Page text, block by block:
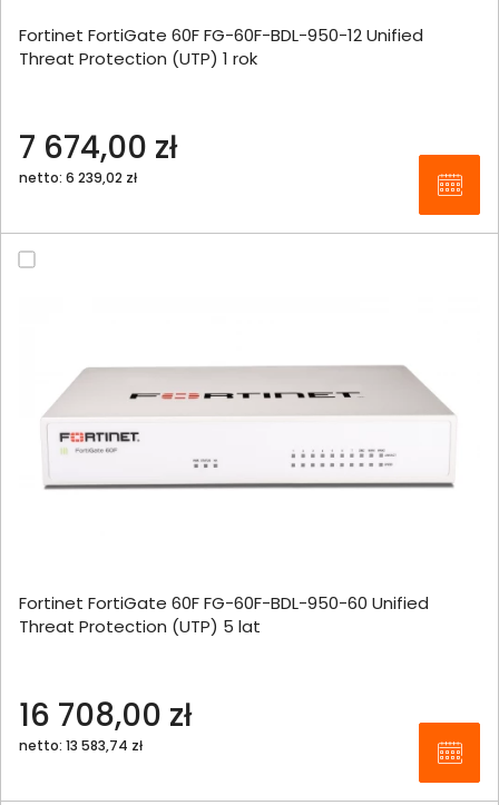
Fortinet FortiGate 60F FG-60F-BDL-950-12 Unified
Threat Protection (UTP) 1 rok
7 674,00 zł
netto: 6 239,02 zł
Fortinet FortiGate 60F FG-60F-BDL-950-60 Unified
Threat Protection (UTP) 5 lat
16 708,00 zł
netto: 13 583,74 zł